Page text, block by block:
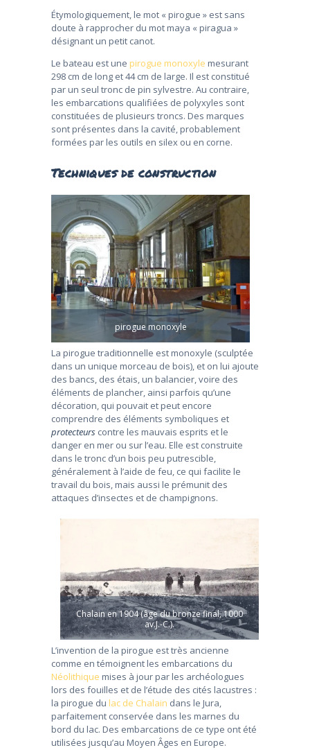
Étymologiquement, le mot « pirogue » est sans
doute à rapprocher du mot maya « piragua »
désignant un petit canot.
Le bateau est une pirogue monoxyle mesurant
298 cm de long et 44 cm de large. Il est constitué
par un seul tronc de pin sylvestre. Au contraire,
les embarcations qualifiées de polyxyles sont
constituées de plusieurs troncs. Des marques
sont présentes dans la cavité, probablement
formées par les outils en silex ou en corne.
Techniques de construction
pirogue monoxyle
La pirogue traditionnelle est monoxyle (sculptée
dans un unique morceau de bois), et on lui ajoute
des bancs, des étais, un balancier, voire des
éléments de plancher, ainsi parfois qu’une
décoration, qui pouvait et peut encore
comprendre des éléments symboliques et
protecteurs contre les mauvais esprits et le
danger en mer ou sur l’eau. Elle est construite
dans le tronc d’un bois peu putrescible,
généralement à l’aide de feu, ce qui facilite le
travail du bois, mais aussi le prémunit des
attaques d’insectes et de champignons.
Chalain en 1904 (âge du bronze final, 1000
av.J.-C.).
L’invention de la pirogue est très ancienne
comme en témoignent les embarcations du
Néolithique mises à jour par les archéologues
lors des fouilles et de l’étude des cités lacustres :
la pirogue du lac de Chalain dans le Jura,
parfaitement conservée dans les marnes du
bord du lac. Des embarcations de ce type ont été
utilisées jusqu’au Moyen Âges en Europe.